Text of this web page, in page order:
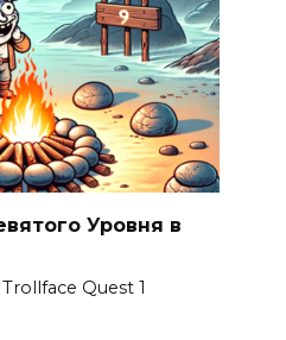
Уровня в
Quest 1